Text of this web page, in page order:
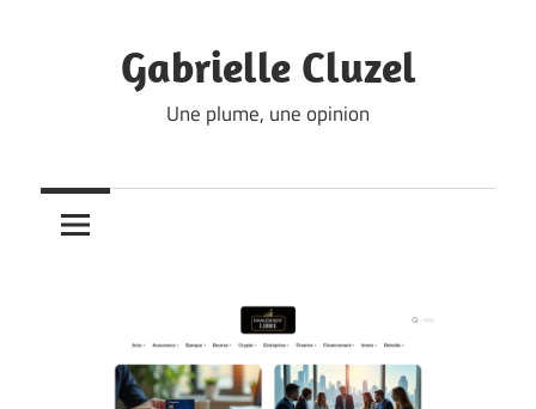
Gabrielle Cluzel
Une plume, une opinion